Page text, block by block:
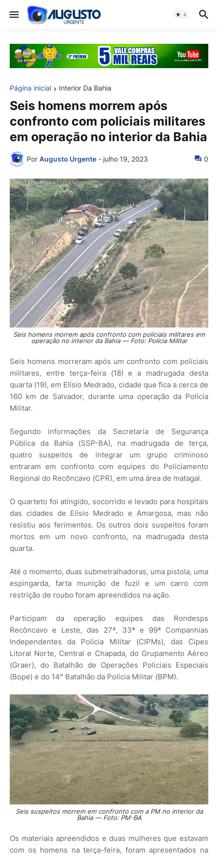
Página inicial Interior Da Bahia
Seis homens morrem após
confronto com policiais militares
em operação no interior da Bahia
Por Augusto Urgente - julho 19, 2023 0
Seis homens morrem após confronto com policiais militares em
operação no interior da Bahia — Foto: Polícia Militar
Seis homens morreram após um confronto com policiais
militares, entre terça-feira (18) e a madrugada desta
quarta (19), em Elísio Medrado, cidade que fica a cerca de
160 km de Salvador, durante uma operação da Polícia
Militar.
Segundo informações da Secretaria de Segurança
Pública da Bahia (SSP-BA), na madrugada de terça,
quatro suspeitos de integrar um grupo criminoso
entraram em confronto com equipes do Policiamento
Regional do Recôncavo (CPR), em uma área de matagal.
O quarteto foi atingido, socorrido e levado para hospitais
das cidades de Elísio Medrado e Amargosa, mas não
resistiu aos ferimentos. Os outros dois suspeitos foram
mortos em um novo confronto, na madrugada desta
quarta.
Até o momento, duas submetralhadoras, uma pistola, uma
espingarda, farta munição de fuzil e um carro com
restrição de roubo foram apreendidos na ação.
Participam da operação equipes das Rondesps
Recôncavo e Leste, das 27ª, 33ª e 99ª Companhias
Independentes da Polícia Militar (CIPMs), das Cipes
Litoral Norte, Central e Chapada, do Grupamento Aéreo
(Graer), do Batalhão de Operações Policiais Especiais
(Bope) e do 14° Batalhão da Polícia Militar (BPM).
Seis suspeitos morrem em confronto com a PM no interior da
Bahia — Foto: PM-BA
Os materiais apreendidos e duas mulheres que estavam
com os homens na terça-feira, foram apresentados na